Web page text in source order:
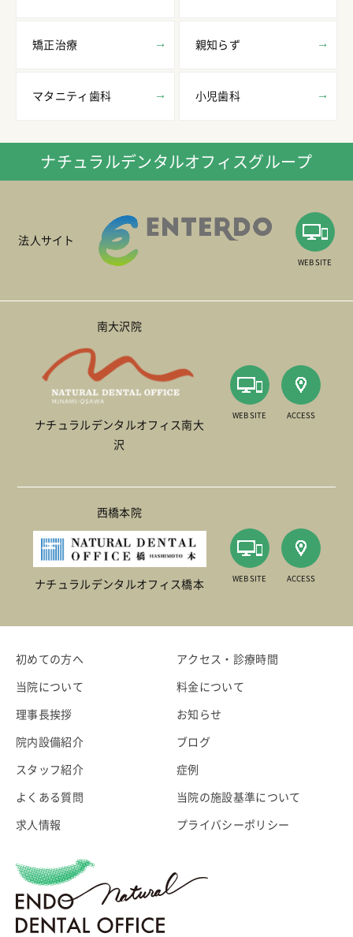
矯正治療 親知らず
マタニティ歯科 小児歯科
ナチュラルデンタルオフィスグループ
法人サイト
WEB SITE
南大沢院
ナチュラルデンタルオフィス南大
沢
WEB SITE ACCESS
西橋本院
ナチュラルデンタルオフィス橋本
WEB SITE ACCESS
初めての方へ
当院について
理事長挨拶
院内設備紹介
スタッフ紹介
よくある質問
求人情報
アクセス・診療時間
料金について
お知らせ
ブログ
症例
当院の施設基準について
プライバシーポリシー